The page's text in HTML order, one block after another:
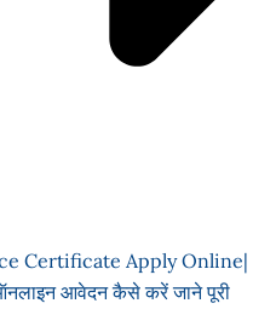
Certificate Apply Online|
आवेदन कैसे करें जाने पूरी